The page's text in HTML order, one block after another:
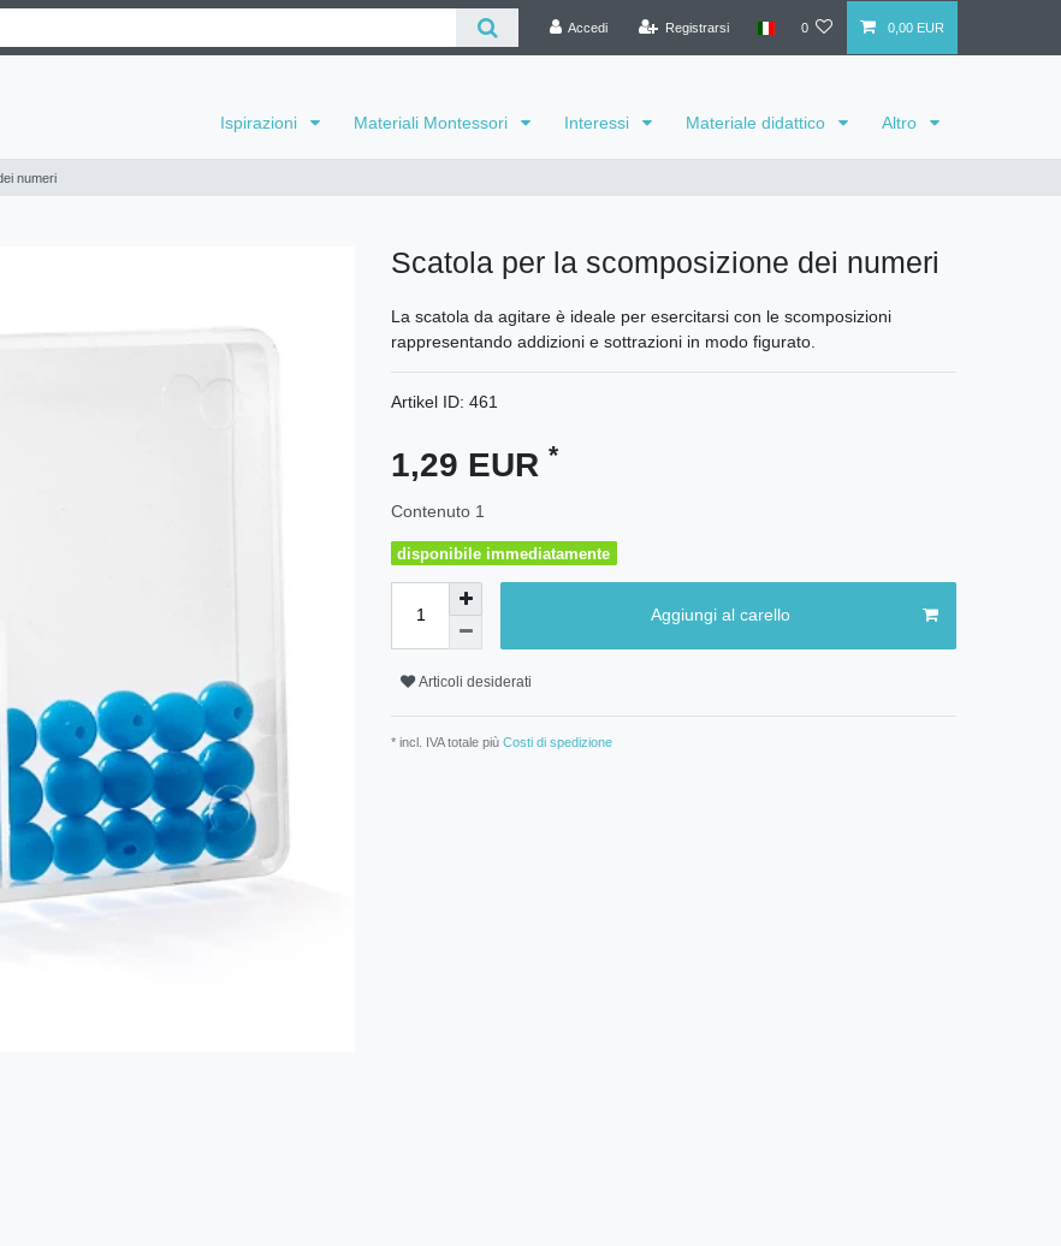
Accedi Registrarsi 0 0,00 EUR
Ispirazioni Materiali Montessori Interessi Materiale didattico Altro
numeri
Scatola per la scomposizione dei numeri
La scatola da agitare è ideale per esercitarsi con le scomposizioni
rappresentando addizioni e sottrazioni in modo figurato.
Artikel ID: 461
1,29 EUR *
Contenuto 1
disponibile immediatamente
Aggiungi al carello
Articoli desiderati
* incl. IVA totale più Costi di spedizione